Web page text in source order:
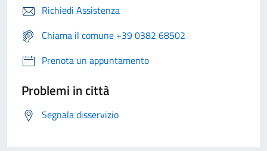
Richiedi Assistenza
Chiama il comune +39 0382 68502
Prenota un appuntamento
Problemi in città
Segnala disservizio